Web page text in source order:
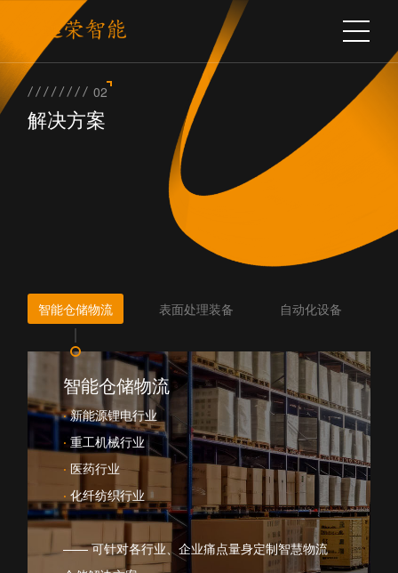
02
解决方案
智能仓储物流 表面处理装备 自动化设备
智能仓储物流
·新能源锂电行业
· 重工机械行业
· 医药行业
· 化纤纺织行业
—— 可针对各行业、企业痛点量身定制智慧物流